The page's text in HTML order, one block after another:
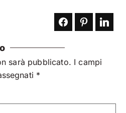
sarà pubblicato. I campi
*